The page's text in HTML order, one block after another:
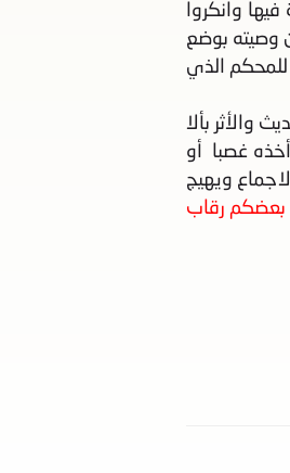
وانكروا
وصيته بوضع
للمحكم الذي
بألا
غصبا أو
ويهيج
بعضكم رقاب